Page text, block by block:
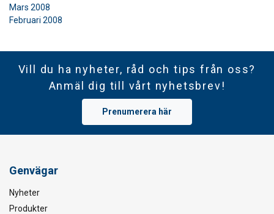
Mars 2008
Februari 2008
Vill du ha nyheter, råd och tips från oss?
Anmäl dig till vårt nyhetsbrev!
Prenumerera här
Genvägar
Nyheter
Produkter